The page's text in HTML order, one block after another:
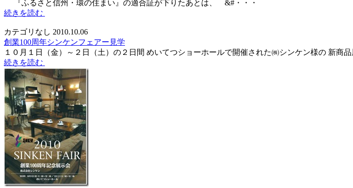
『ふるさと信州・環の住まい』の適合証が下りたあとは、 &#・・・
続きを読む
カテゴリなし 2010.10.06
創業100周年シンケンフェアー見学
１０月１日（金）～２日（土）の２日間 めいてつショーホールで開催された㈱シンケン様の 新商
続きを読む